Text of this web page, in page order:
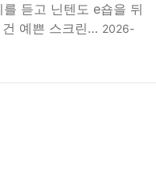
듣고 닌텐도 e숍을 뒤
예쁜 스크린… 2026-